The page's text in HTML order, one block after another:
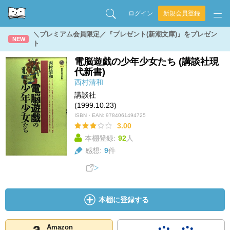
ログイン 新規会員登録
NEW
＼プレミアム会員限定／『プレゼント(新潮文庫)』をプレゼン
ト
電脳遊戯の少年少女たち (講談社現
代新書)
西村清和
講談社
(1999.10.23)
ISBN・EAN: 9784061494725
3.00
本棚登録: 92人
感想: 9件
本棚に登録する
Amazon